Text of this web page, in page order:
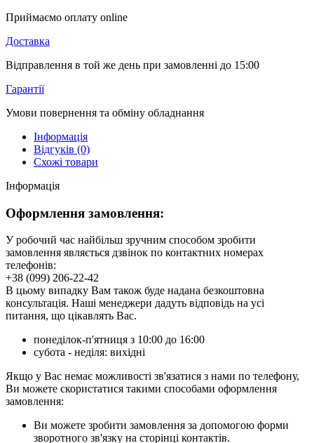
Приймаємо оплату online
Доставка
Відправлення в той же день при замовленні до 15:00
Гарантії
Умови повернення та обміну обладнання
Інформація
Відгуків (0)
Схожі товари
Інформація
Оформлення замовлення:
У робочий час найбільш зручним способом зробити
замовлення являється дзвінок по контактних номерах
телефонів:
+38 (099) 206-22-42
В цьому випадку Вам також буде надана безкоштовна
консультація. Наші менеджери дадуть відповідь на усі
питання, що цікавлять Вас.
понеділок-п'ятниця з 10:00 до 16:00
субота - неділя: вихідні
Якщо у Вас немає можливості зв'язатися з нами по телефону,
Ви можете скористатися такими способами оформлення
замовлення:
Ви можете зробити замовлення за допомогою форми
зворотного зв'язку на сторінці контактів.